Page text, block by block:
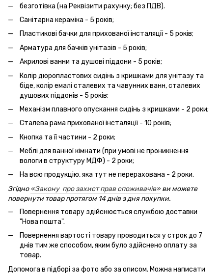
безготівка (на Реквізити рахунку; без ПДВ).
Санітарна кераміка - 5 років;
Пластикові бачки для прихованої інсталяції - 5 років;
Арматура для бачків унітазів - 5 років;
Акрилові ванни та душові піддони - 5 років;
Колір дюропластових сидінь з кришками для унітазу та
біде, колір емалі сталевих та чавунних ванн, сталевих
душових піддонів - 5 років;
Механізм плавного опускання сидінь з кришками - 2 роки;
Сталева рама прихованої інсталяції - 10 років;
Кнопка та її частини - 2 роки;
Меблі для ванної кімнати (при умові не проникнення
вологи в структуру МДФ) - 2 роки;
На всю продукцію, яка тут не перерахована - 2 роки.
Згідно«Закону про захист прав споживачів» ви можете
повернути товар протягом 14 днів з дня покупки.
Повернення товару здійснюється службою доставки
"Нова пошта".
Повернення вартості товару проводиться у строк до 7
днів тим же способом, яким було здійснено оплату за
товар.
Допомога в підборі за фото або за описом. Можна написати